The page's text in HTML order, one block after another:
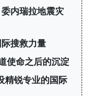
内瑞拉地震灾
搜救力量
使命之后的沉淀
精锐专业的国际